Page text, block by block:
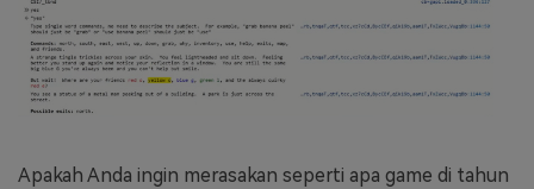
Apakah Anda ingin merasakan seperti apa game di tahun